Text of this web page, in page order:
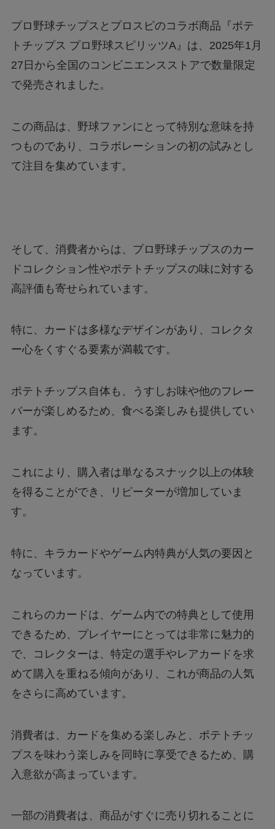
プロ野球チップス とプロスピのコラボ商品『ポテ
トチップス プロ野球スピリッツA』は、 2025年1月
27日 から全国のコンビニエンスストアで数量限定
で発売されました。
この商品は、野球ファンにとって特別な意味を持
つものであり、コラボレーションの初の試みとし
て注目を集めています。
そして、消費者からは、プロ野球チップスのカー
ドコレクション性やポテトチップスの味に対する
高評価も寄せられています。
特に、カードは多様なデザインがあり、コレクタ
ー心をくすぐる要素が満載です。
ポテトチップス自体も、うすしお味や他のフレー
バーが楽しめるため、食べる楽しみも提供してい
ます。
これにより、購入者は単なるスナック以上の体験
を得ることができ、リピーターが増加していま
す。
特に、キラカードやゲーム内特典が人気の要因と
なっています。
これらのカードは、ゲーム内での特典として使用
できるため、プレイヤーにとっては非常に魅力的
で、コレクターは、特定の選手やレアカードを求
めて購入を重ねる傾向があり、これが商品の人気
をさらに高めています。
消費者は、カードを集める楽しみと、ポテトチッ
プスを味わう楽しみを同時に享受できるため、購
入意欲が高まっています。
一部の消費者は、商品がすぐに売り切れることに